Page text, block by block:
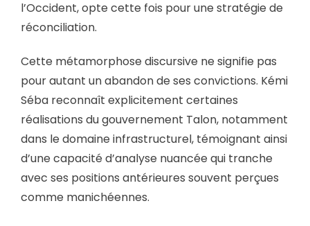
l’Occident, opte cette fois pour une stratégie de
réconciliation.
Cette métamorphose discursive ne signifie pas
pour autant un abandon de ses convictions. Kémi
Séba reconnaît explicitement certaines
réalisations du gouvernement Talon, notamment
dans le domaine infrastructurel, témoignant ainsi
d’une capacité d’analyse nuancée qui tranche
avec ses positions antérieures souvent perçues
comme manichéennes.